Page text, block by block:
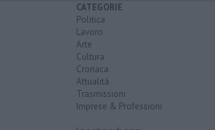
CATEGORIE
Politica
Lavoro
Arte
Cultura
Cronaca
Attualità
Trasmissioni
Imprese & Professioni